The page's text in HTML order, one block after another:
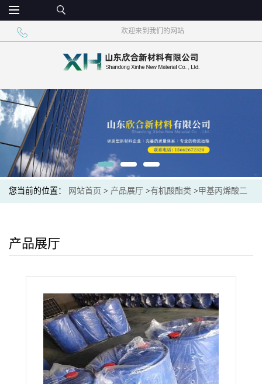
欢迎来到我们的网站
您当前的位置： 网站首页 > 产品展厅 >有机酸酯类 >甲基丙烯酸二
产品展厅